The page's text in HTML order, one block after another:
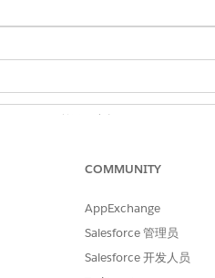
所需用户权限
和
Omnistudio 管理
COMMUNITY
AppExchange
Salesforce 管理员
Salesforce 开发人员